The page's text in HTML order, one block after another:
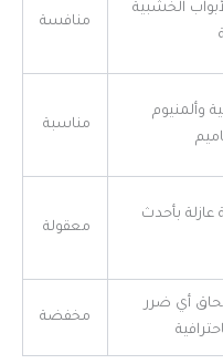
الخشبية
منافسة
وألمنيوم
مناسبة
عازلة بأحدث
معقولة
أي ضرر
مخفضة